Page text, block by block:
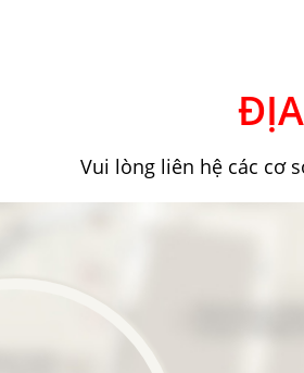
Vui lòng liên hệ các cơ